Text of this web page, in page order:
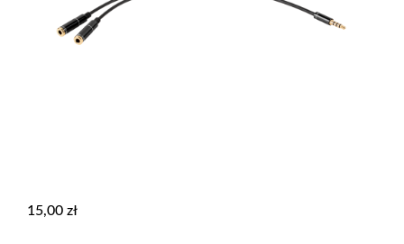
15,00 zł